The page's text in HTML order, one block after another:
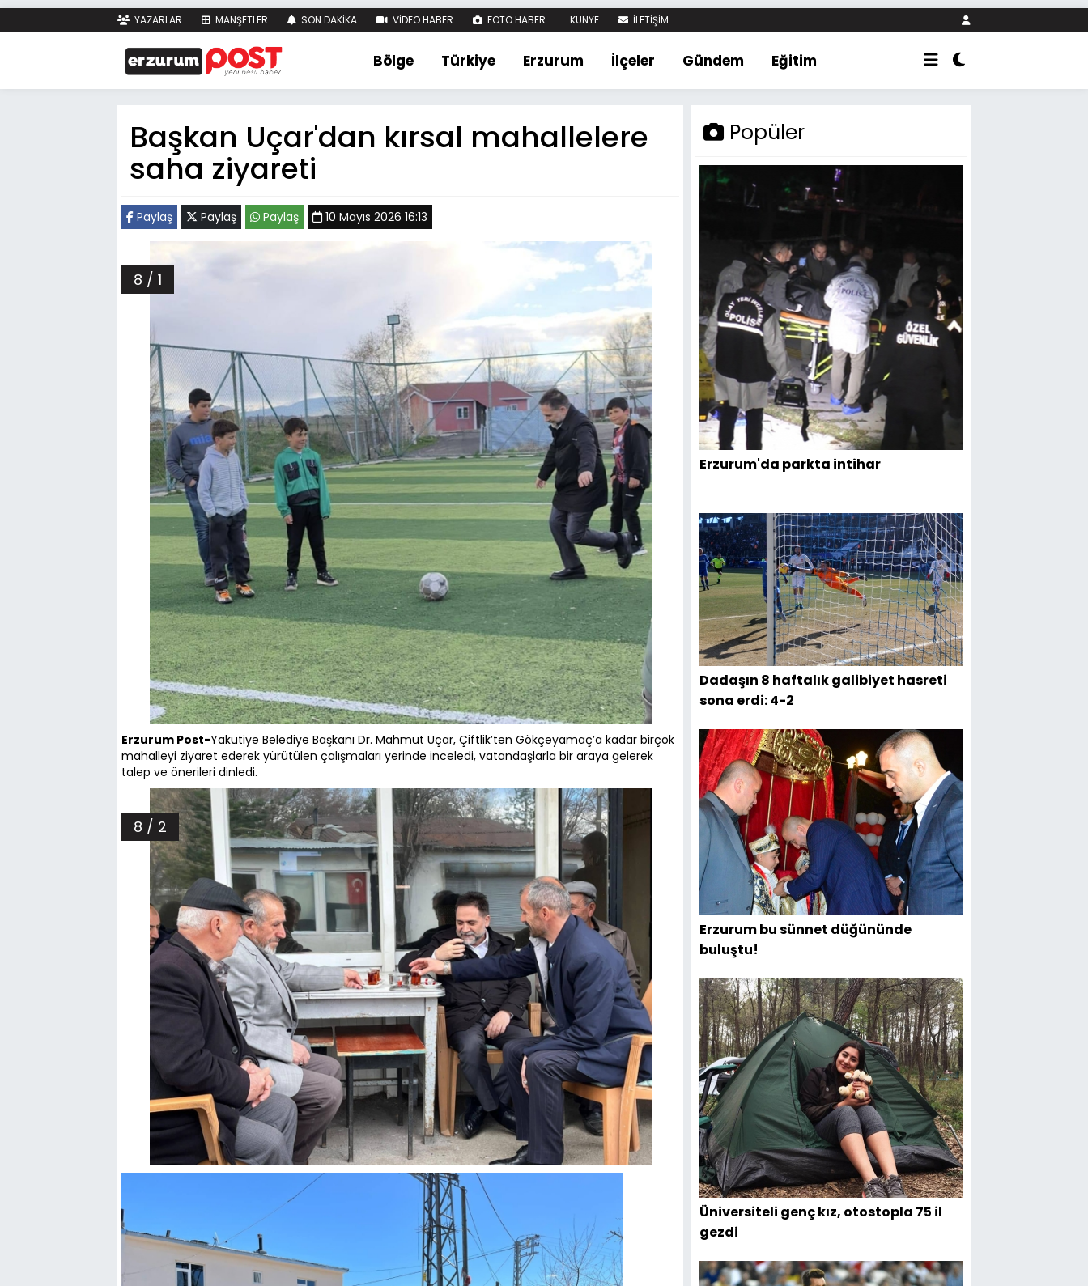
YAZARLAR MANŞETLER SON DAKİKA VİDEO HABER FOTO HABER KÜNYE İLETİŞİM
Bölge Türkiye Erzurum İlçeler Gündem Eğitim
Başkan Uçar'dan kırsal mahallelere
saha ziyareti
Paylaş Paylaş Paylaş 10 Mayıs 2026 16:13
8 / 1
Erzurum Post-Yakutiye Belediye Başkanı Dr. Mahmut Uçar, Çiftlik’ten Gökçeyamaç’a kadar birçok
mahalleyi ziyaret ederek yürütülen çalışmaları yerinde inceledi, vatandaşlarla bir araya gelerek
talep ve önerileri dinledi.
8 / 2
Popüler
Erzurum'da parkta intihar
Dadaşın 8 haftalık galibiyet hasreti
sona erdi: 4-2
Erzurum bu sünnet düğününde
buluştu!
Üniversiteli genç kız, otostopla 75 il
gezdi